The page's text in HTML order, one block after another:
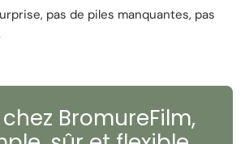
pas de piles manquantes, pas
BromureFilm,